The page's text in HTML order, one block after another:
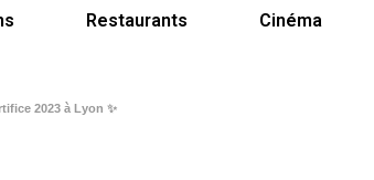
Restaurants Cinéma
2023 à Lyon ✨